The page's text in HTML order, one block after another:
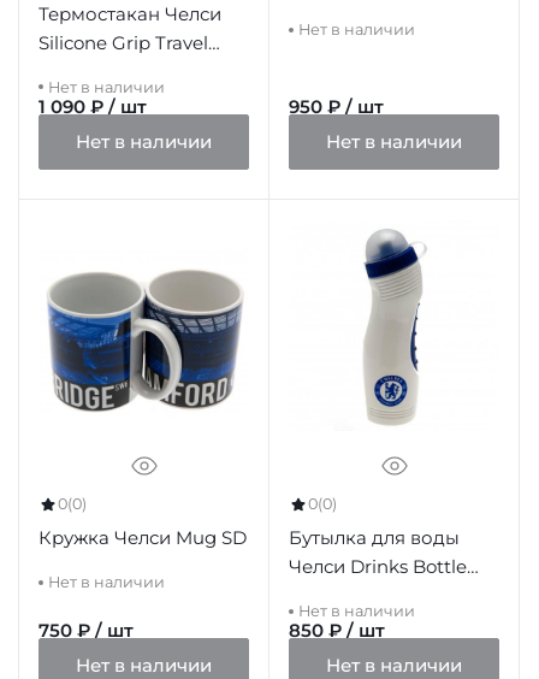
Термостакан Челси
Silicone Grip Travel
Нет в наличии
1 090 ₽ / шт
Нет в наличии
Нет в наличии
950 ₽ / шт
Нет в наличии
0(0)
Кружка Челси Mug SD
Нет в наличии
750 ₽ / шт
Нет в наличии
0(0)
Бутылка для воды
Челси Drinks Bottle
Нет в наличии
850 ₽ / шт
Нет в наличии